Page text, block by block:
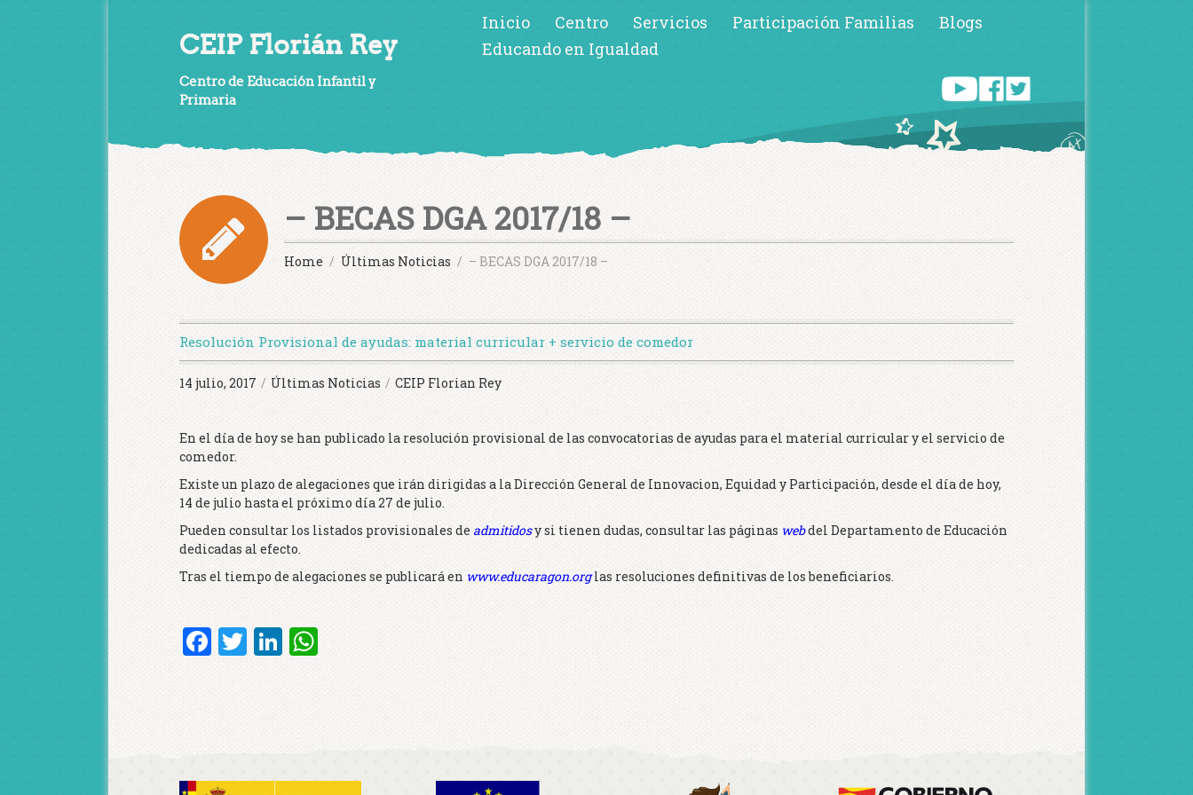
CEIP Florián Rey
Centro de Educación Infantil y
Primaria
Inicio Centro Servicios Participación Familias
Blogs
Educando en Igualdad
– BECAS DGA 2017/18 –
Home Últimas Noticias – BECAS DGA 2017/18 –
Resolución Provisional de ayudas: material curricular + servicio de comedor
14 julio, 2017 / Últimas Noticias / CEIP Florian Rey
En el día de hoy se han publicado la resolución provisional de las convocatorias de ayudas para el material curricular y el servicio de
comedor.
Existe un plazo de alegaciones que irán dirigidas a la Dirección General de Innovacion, Equidad y Participación, desde el día de hoy,
14 de julio hasta el próximo día 27 de julio.
Pueden consultar los listados provisionales de admitidosy si tienen dudas, consultar las páginas webdel Departamento de Educación
dedicadas al efecto.
Tras el tiempo de alegaciones se publicará en www.educaragon.orglas resoluciones definitivas de los beneficiarios.
Facebook
TwitterLinkedIn
WhatsApp